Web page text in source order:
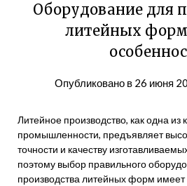
Оборудование для
литейных
Опубликовано в 26 июня
Литейное производство, как одна из
промышленности, предъявляет
точности и качеству
поэтому выбор правильного
производства литейных форм